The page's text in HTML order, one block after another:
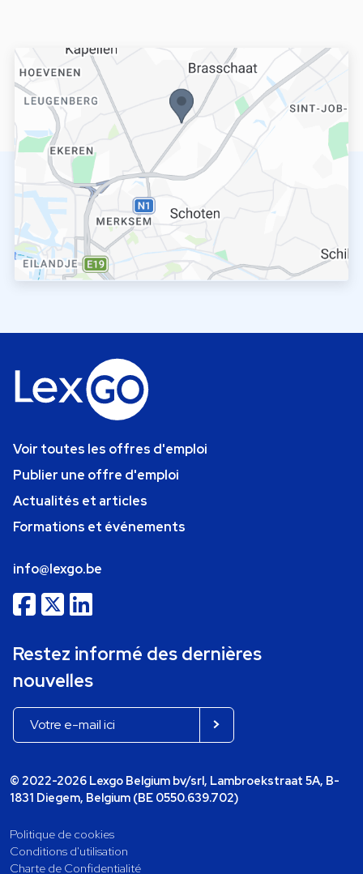
Voir toutes les offres d'emploi
Publier une offre d'emploi
Actualités et articles
Formations et événements
info@lexgo.be
Restez informé des dernières
nouvelles
© 2022-2026 Lexgo Belgium bv/srl, Lambroekstraat 5A, B-
1831 Diegem, Belgium (BE 0550.639.702)
Politique de cookies
Conditions d'utilisation
Charte de Confidentialité